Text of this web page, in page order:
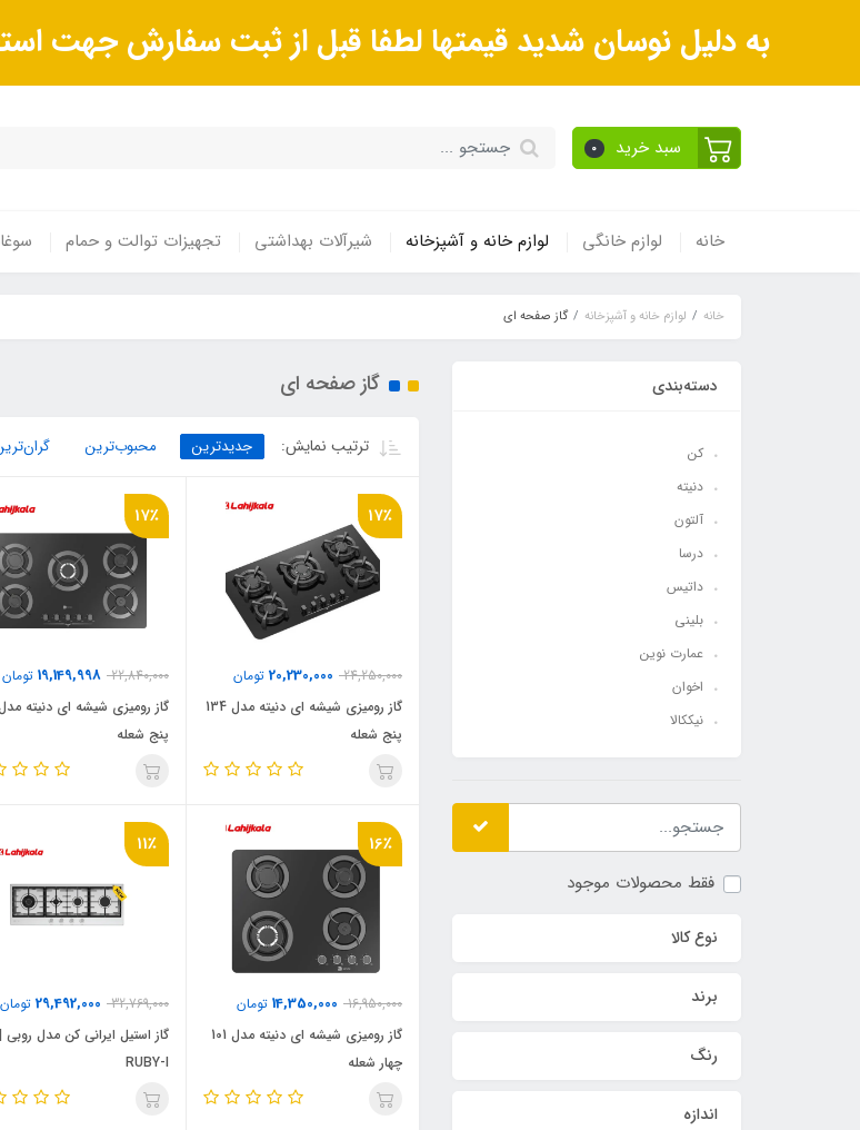
به دلیل نوسان شدید قیمتها لطفا قبل از ثبت سفارش جهت
سبد خرید 0
خانه لوازم خانگی لوازم خانه و آشپزخانه شیرآلات بهداشتی تجهیزات توالت و حمام
خانه لوازم خانه و آشپزخانه گاز صفحه ای
دسته‌بندی
کن
دنیته
آلتون
درسا
داتیس
بلینی
عمارت نوین
اخوان
نیککالا
فقط محصولات موجود
نوع کالا
برند
رنگ
اندازه
گاز صفحه ای
ترتیب نمایش: جدیدترین محبوب‌ترین
17٪
24,250,000
20,230,000 تومان
گاز رومیزی شیشه ای دنیته مدل 134
پنج شعله
17٪
22,840,000
19,149,998 تومان
پنج شعله
16٪
16,950,000
14,350,000 تومان
گاز رومیزی شیشه ای دنیته مدل 101
چهار شعله
11٪
32,769,000
29,492,000 تومان
گاز استیل ایرانی کن مدل روبی |
RUBY-I